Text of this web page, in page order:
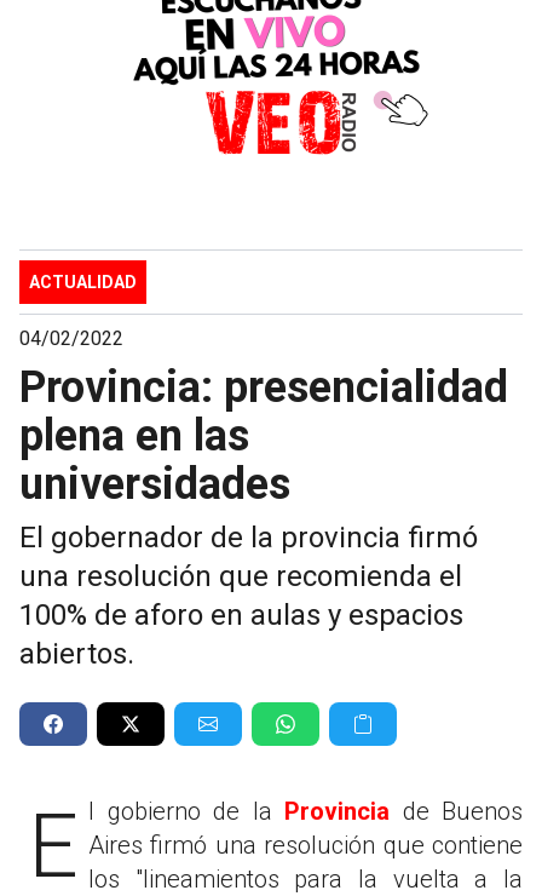
ACTUALIDAD
04/02/2022
Provincia: presencialidad
plena en las
universidades
El gobernador de la provincia firmó
una resolución que recomienda el
100% de aforo en aulas y espacios
abiertos.
El gobierno de la Provincia de Buenos
Aires firmó una resolución que contiene
los "lineamientos para la vuelta a la